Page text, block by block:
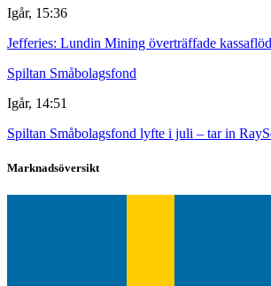
Igår, 15:36
Jefferies: Lundin Mining överträffade
Spiltan Småbolagsfond
Igår, 14:51
Spiltan Småbolagsfond lyfte i juli – tar in
Marknadsöversikt